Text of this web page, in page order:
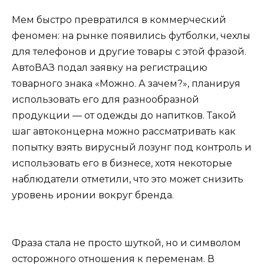
Мем быстро превратился в коммерческий
феномен: на рынке появились футболки, чехлы
для телефонов и другие товары с этой фразой.
АвтоВАЗ подал заявку на регистрацию
товарного знака «Можно. А зачем?», планируя
использовать его для разнообразной
продукции — от одежды до напитков. Такой
шаг автоконцерна можно рассматривать как
попытку взять вирусный лозунг под контроль и
использовать его в бизнесе, хотя некоторые
наблюдатели отметили, что это может снизить
уровень иронии вокруг бренда.
Фраза стала не просто шуткой, но и символом
осторожного отношения к переменам. В